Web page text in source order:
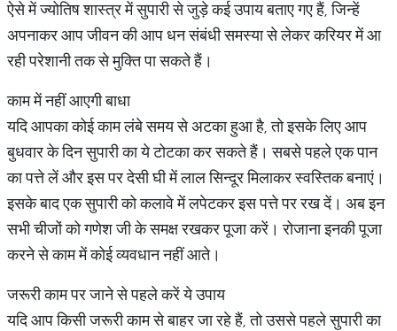
ऐसे में ज्योतिष शास्त्र में सुपारी से जुड़े कई उपाय बताए गए हैं, जिन्हें
अपनाकर आप जीवन की आप धन संबंधी समस्या से लेकर करियर में आ
रही परेशानी तक से मुक्ति पा सकते हैं।
काम में नहीं आएगी बाधा
यदि आपका कोई काम लंबे समय से अटका हुआ है, तो इसके लिए आप
बुधवार के दिन सुपारी का ये टोटका कर सकते हैं। सबसे पहले एक पान
का पत्ते लें और इस पर देसी घी में लाल सिन्दूर मिलाकर स्वस्तिक बनाएं।
इसके बाद एक सुपारी को कलावे में लपेटकर इस पत्ते पर रख दें। अब इन
सभी चीजों को गणेश जी के समक्ष रखकर पूजा करें। रोजाना इनकी पूजा
करने से काम में कोई व्यवधान नहीं आते।
जरूरी काम पर जाने से पहले करें ये उपाय
यदि आप किसी जरूरी काम से बाहर जा रहे हैं, तो उससे पहले सुपारी का